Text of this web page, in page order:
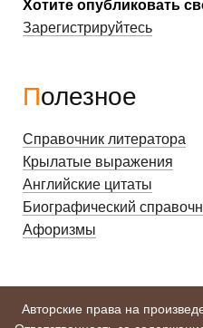
Хотите опубликовать
Зарегистрируйтесь
Полезное
Справочник литератора
Крылатые выражения
Английские цитаты
Биографический
Афоризмы
Авторские права на